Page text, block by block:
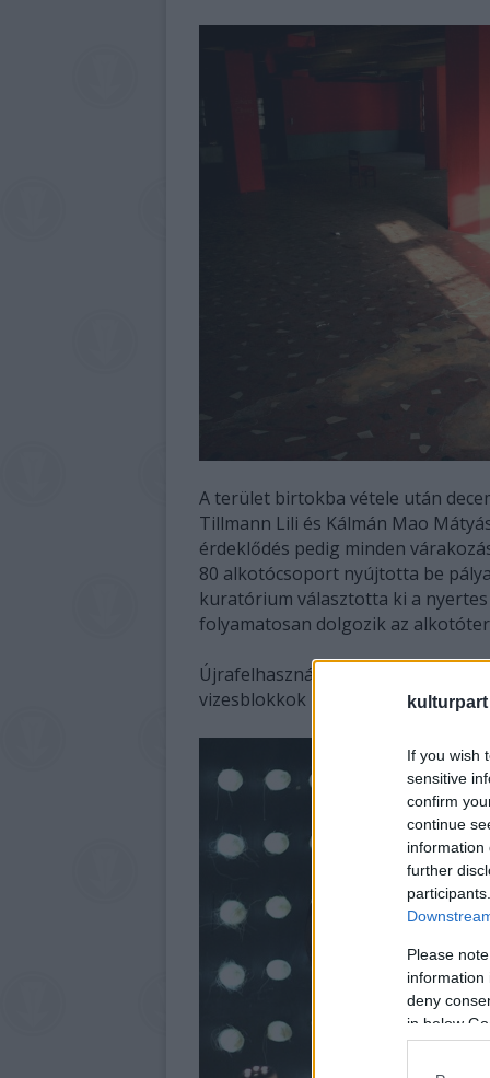
kulturpart
If you wish
sensitive
confirm
continue
information
further
Please
information
deny
in below
A terület birtokba vétele után
Tillmann Lili és Kálmán Mao
érdeklődés pedig minden
80 alkotócsoport nyújtotta be
kuratórium választotta ki a
folyamatosan dolgozik az
Újrafelhasznált (recycling)
vizesblokkok kialakítását is „zöld”